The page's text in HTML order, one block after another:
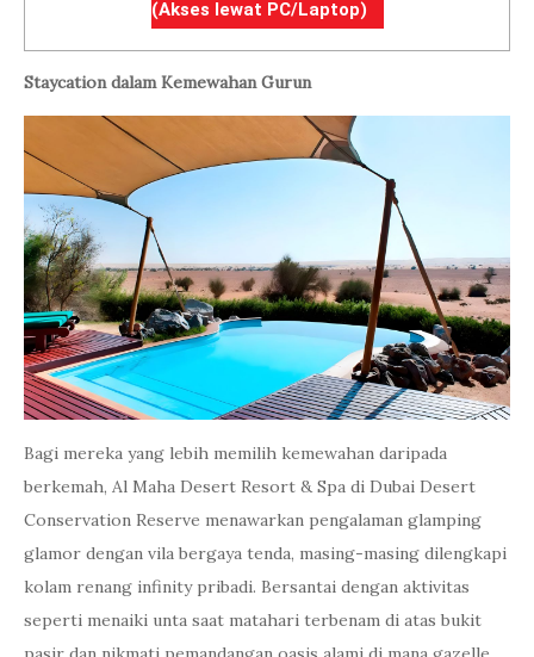
(Akses lewat PC/Laptop)
Staycation dalam Kemewahan Gurun
Bagi mereka yang lebih memilih kemewahan daripada
berkemah, Al Maha Desert Resort & Spa di Dubai Desert
Conservation Reserve menawarkan pengalaman glamping
glamor dengan vila bergaya tenda, masing-masing dilengkapi
kolam renang infinity pribadi. Bersantai dengan aktivitas
seperti menaiki unta saat matahari terbenam di atas bukit